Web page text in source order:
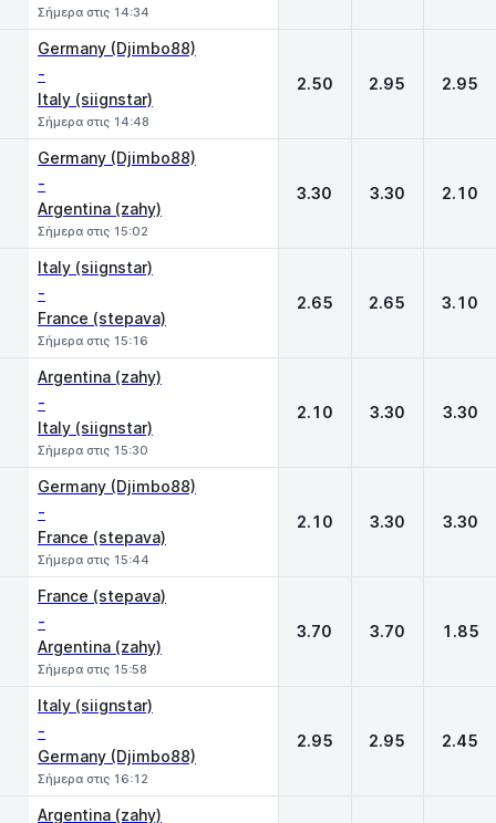
Σήμερα στις 14:34
Germany (Djimbo88)
-
Italy (siignstar)
Σήμερα στις 14:48
2.50 2.95 2.95
Germany (Djimbo88)
-
Argentina (zahy)
Σήμερα στις 15:02
3.30 3.30 2.10
Italy (siignstar)
-
France (stepava)
Σήμερα στις 15:16
2.65 2.65 3.10
Argentina (zahy)
-
Italy (siignstar)
Σήμερα στις 15:30
2.10 3.30 3.30
Germany (Djimbo88)
-
France (stepava)
Σήμερα στις 15:44
2.10 3.30 3.30
France (stepava)
-
Argentina (zahy)
Σήμερα στις 15:58
3.70 3.70 1.85
Italy (siignstar)
-
Germany (Djimbo88)
Σήμερα στις 16:12
2.95 2.95 2.45
Argentina (zahy)